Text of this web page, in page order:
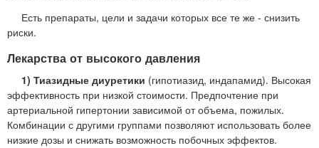
Есть препараты, цели и задачи которых все те же - снизить
риски.
Лекарства от высокого давления
1) Тиазидные диуретики (гипотиазид, индапамид). Высокая
эффективность при низкой стоимости. Предпочтение при
артериальной гипертонии зависимой от объема, пожилых.
Комбинации с другими группами позволяют использовать более
низкие дозы и снижать возможность побочных эффектов.